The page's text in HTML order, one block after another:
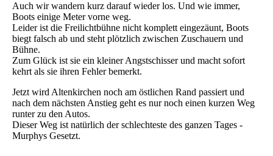
Auch wir wandern kurz darauf wieder los. Und wie immer,
Boots einige Meter vorne weg.
Leider ist die Freilichtbühne nicht komplett eingezäunt, Boots
biegt falsch ab und steht plötzlich zwischen Zuschauern und
Bühne.
Zum Glück ist sie ein kleiner Angstschisser und macht sofort
kehrt als sie ihren Fehler bemerkt.
Jetzt wird Altenkirchen noch am östlichen Rand passiert und
nach dem nächsten Anstieg geht es nur noch einen kurzen Weg
runter zu den Autos.
Dieser Weg ist natürlich der schlechteste des ganzen Tages -
Murphys Gesetzt.